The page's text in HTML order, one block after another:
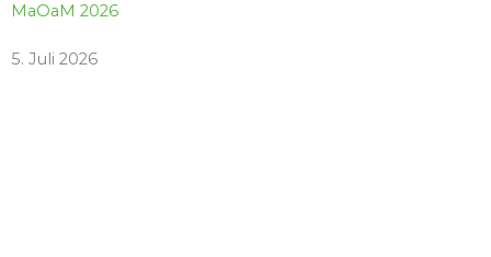
MaOaM 2026
5. Juli 2026